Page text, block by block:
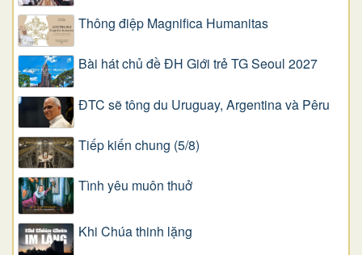
Thông điệp Magnifica Humanitas
Bài hát chủ đề ĐH Giới trẻ TG Seoul 2027
ĐTC sẽ tông du Uruguay, Argentina và Pêru
Tiếp kiến chung (5/8)
Tình yêu muôn thuở
Khi Chúa thinh lặng